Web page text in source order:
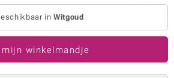
inWitgoud
winkelmandje